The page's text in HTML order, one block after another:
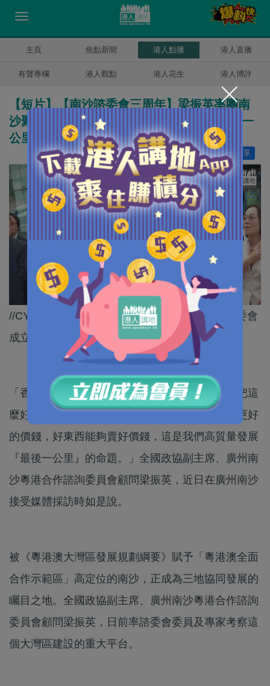
主頁 焦點新聞 港人點播 港人直播
有聲專欄 港人觀點 港人花生 港人博評
【短片】【南沙諮委會三周年】梁振英率團南
沙聚焦深化粵港合作 朝新質生產力走「最後一
公里」！
分享
讚好 46
//CY今次率團考察南沙，背後有咩啟示？南沙諮委會
成立三周年，港方委員嚟緊有咩大計？//
「香港的作用不是提供一個市場，而是通過香港把這
麼好的產品走向國際，在世界上國外的市場上賣更好
的價錢，好東西能夠賣好價錢，這是我們高質量發展
『最後一公里』的命題。」全國政協副主席、廣州南
沙粵港合作諮詢委員會顧問梁振英，近日在廣州南沙
接受媒體採訪時如是說。
被《粵港澳大灣區發展規劃綱要》賦予「粵港澳全面
合作示範區」高定位的南沙，正成為三地協同發展的
矚目之地。全國政協副主席、廣州南沙粵港合作諮詢
委員會顧問梁振英，日前率諮委會委員及專家考察這
個大灣區建設的重大平台。